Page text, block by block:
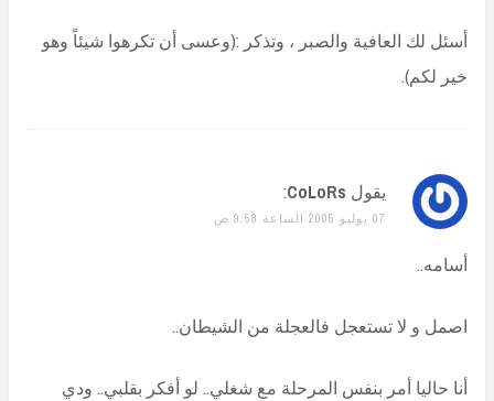
أسئل لك العافية والصبر ، وتذكر :(وعسى أن تكرهوا شيئاً وهو
خير لكم).
يقول CoLoRs
:
07 يوليو 2005 الساعة 9:58 ص
أسامه..
اصمل و لا تستعجل فالعجلة من الشيطان..
أنا حاليا أمر بنفس المرحلة مع شغلي.. لو أفكر بقلبي.. ودي